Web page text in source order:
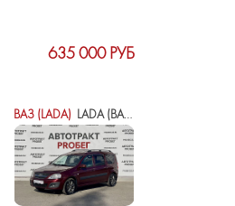
635 000 РУБ
ВАЗ (LADA) LADA (ВАЗ) LARGUS I